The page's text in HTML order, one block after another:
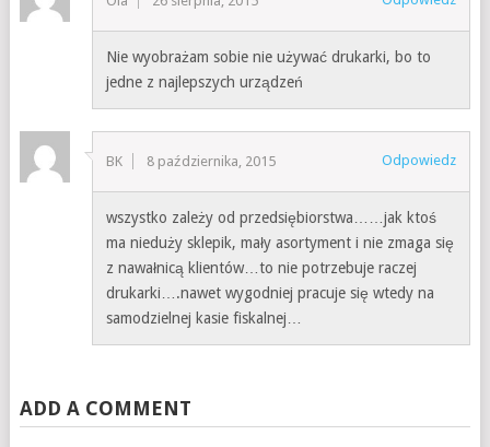
Nie wyobrażam sobie nie używać drukarki, bo to
jedne z najlepszych urządzeń
BK 8 października, 2015 Odpowiedz
wszystko zależy od przedsiębiorstwa……jak ktoś
ma nieduży sklepik, mały asortyment i nie zmaga się
z nawałnicą klientów…to nie potrzebuje raczej
drukarki….nawet wygodniej pracuje się wtedy na
samodzielnej kasie fiskalnej…
ADD A COMMENT